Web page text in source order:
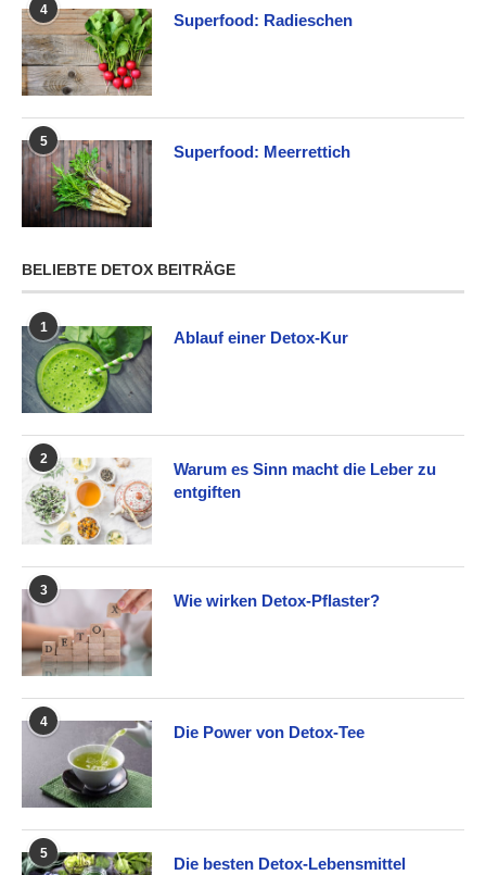
4
Superfood: Radieschen
5
Superfood: Meerrettich
BELIEBTE DETOX BEITRÄGE
1
Ablauf einer Detox-Kur
2
Warum es Sinn macht die Leber zu
entgiften
3
Wie wirken Detox-Pflaster?
4
Die Power von Detox-Tee
5
Die besten Detox-Lebensmittel